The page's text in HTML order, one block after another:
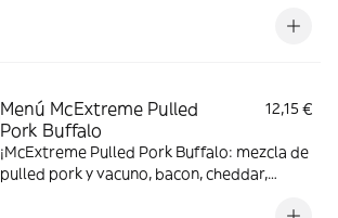
Menú McExtreme Pulled
Pork Buffalo
12,15 €
¡McExtreme Pulled Pork Buffalo: mezcla de
pulled pork y vacuno, bacon, cheddar,